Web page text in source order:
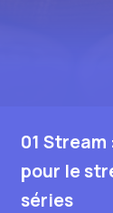
01
pour le
séries